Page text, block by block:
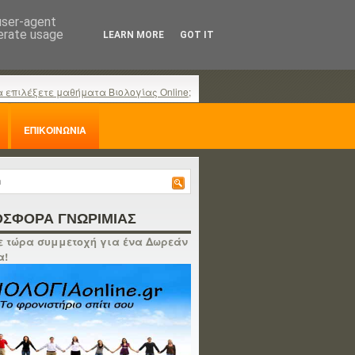
επιλέξετε μαθήματα Βιολογίας Online;
ΕΠΙΚΟΙΝΩΝΙΑ
ΓΝΩΡΙΜΙΑΣ
τώρα συμμετοχή για ένα Δωρεάν
agent
usage
LEARN MORE GOT IT